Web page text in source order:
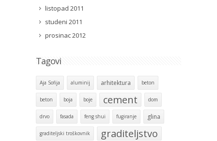
listopad 2011
studeni 2011
prosinac 2012
Tagovi
Aja Sofija aluminij arhitektura beton
beton boja boje cement dom
drvo fasada feng shui fugiranje glina
graditeljski troškovnik graditeljstvo